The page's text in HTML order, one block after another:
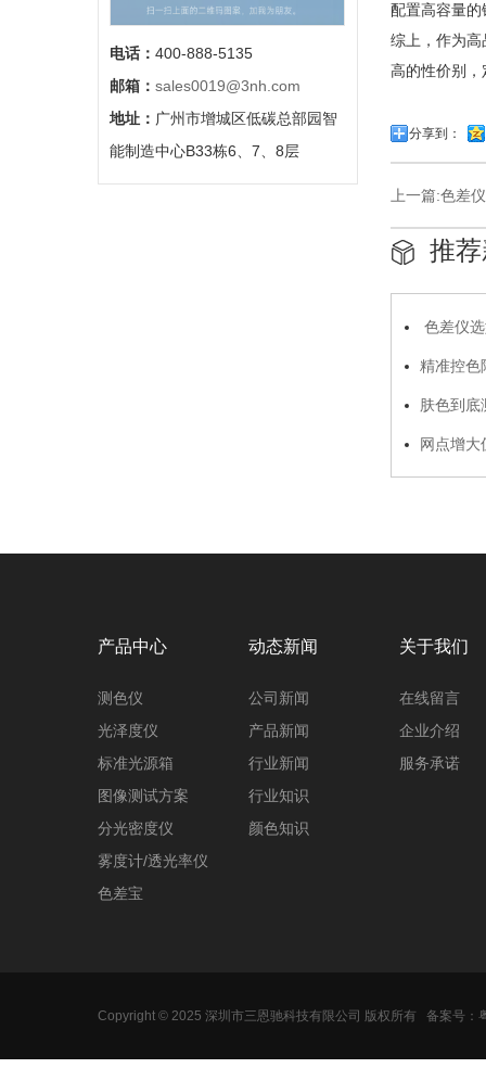
电话： 400-888-5135
邮箱： sales0019@3nh.com
地址： 广州市增城区低碳总部园智
能制造中心B33栋6、7、8层
配置高容量
综上，作为
高的性价别
分享到：
上一篇:色差
推
色差仪
精准控色
态硅胶标准
肤色到底
底层逻辑
网点增
产品中心
测色仪
光泽度仪
标准光源箱
图像测试方案
分光密度仪
雾度计/透光率仪
色差宝
动态新闻
公司新闻
产品新闻
行业新闻
行业知识
颜色知识
关于我们
在线留言
企业介绍
服务承诺
Copyright © 2025 深圳市三恩驰科技有限公司 版权所有 备案号：